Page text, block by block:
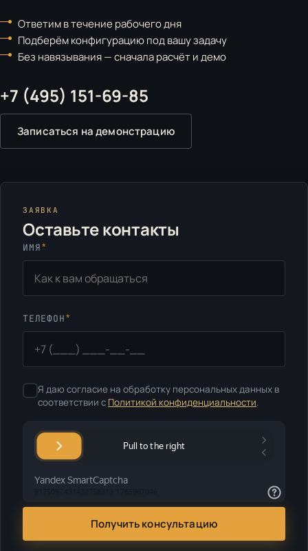
Ответим в течение рабочего дня
Подберём конфигурацию под вашу задачу
Без навязывания — сначала расчёт и демо
+7 (495) 151-69-85
Записаться на демонстрацию
ЗАЯВКА
Оставьте контакты
ИМЯ *
ТЕЛЕФОН *
Я даю согласие на обработку персональных данных в
соответствии с Политикой конфиденциальности.
Получить консультацию